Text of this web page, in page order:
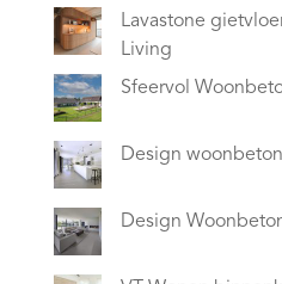
Lavastone
Living
Sfeervol
Design
Design